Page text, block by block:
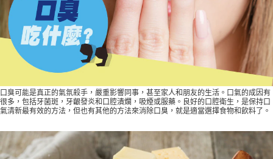
口臭可能是真正的氣氛殺手，嚴重影響同事，甚至家人和朋友的生活。口氣的成因有
很多，包括牙菌斑，牙齦發炎和口腔潰爛，吸煙或服藥。良好的口腔衛生，是保持口
氣清新最有效的方法，但也有其他的方法來消除口臭，就是適當選擇食物和飲料了。